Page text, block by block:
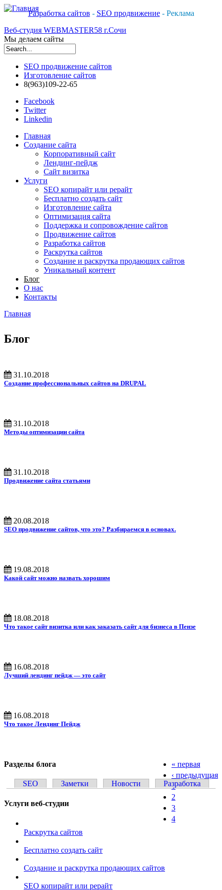
Разработка сайтов - SEO продвижение- Реклама
Веб-студия WEBMASTER58 г.Сочи
Мы делаем сайты
SEO продвижение сайтов
Изготовление сайтов
8(963)109-22-65
Facebook
Twitter
Linkedin
Главная
Создание сайта
Корпоративный сайт
Лендинг-пейдж
Сайт визитка
Услуги
SEO копирайт или рерайт
Бесплатно создать сайт
Изготовление сайта
Оптимизация сайта
Поддержка и сопровождение сайтов
Продвижение сайтов
Разработка сайтов
Раскрутка сайтов
Создание и раскрутка продающих сайтов
Уникальный контент
Блог
О нас
Контакты
Главная
Блог
31.10.2018
Создание профессиональных сайтов на DRUPAL
31.10.2018
Методы оптимизации сайта
31.10.2018
Продвижение сайта статьями
20.08.2018
SEO продвижение сайтов, что это? Разбираемся в основах.
19.08.2018
Какой сайт можно назвать хорошим
18.08.2018
Что такое сайт визитка или как заказать сайт для бизнеса в Пензе
16.08.2018
Лучший лендинг пейдж — это сайт
16.08.2018
Что такое Лендинг Пейдж
Страницы
« первая
‹ предыдущая
1
2
3
4
Разделы блога
SEO Заметки Новости Разработка
Услуги веб-студии
Раскрутка сайтов
Бесплатно создать сайт
Создание и раскрутка продающих сайтов
SEO копирайт или рерайт